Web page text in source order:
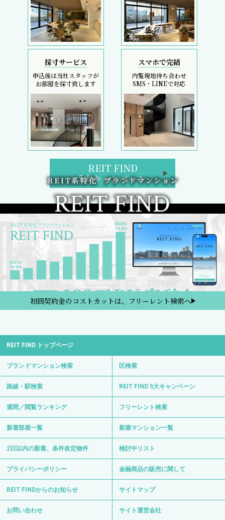
採寸サービス
申込後は当社スタッフが
お部屋を採寸致します
スマホで完結
内覧現地待ち合わせ
SMS・LINEで対応
REIT FIND
5大キャンペーン
初回契約金のコストカットは、フリーレント検索へ
REIT FIND トップページ
ブランドマンション検索 区検索
路線・駅検索 REIT FIND 5大キャンペーン
週間／閲覧ランキング フリーレント検索
新着部屋一覧 新築マンション一覧
2日以内の新着、条件改定物件 検討中リスト
プライバシーポリシー 金融商品の販売に関して
REIT FINDからのお知らせ サイトマップ
お問い合わせ サイト運営会社